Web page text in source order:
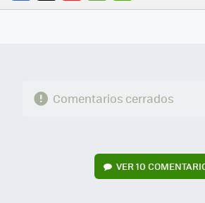
FACEBOOK
TWITTERFLIPBOARD
E-
WHATSAPP
Comentarios cerrados
VER10